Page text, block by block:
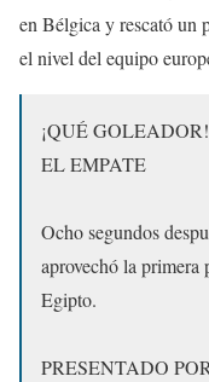
en Bélgica y rescató un
el nivel del equipo
¡QUÉ
EL EMPATE
Ocho segundos
aprovechó la primera
Egipto.
PRESENTADO